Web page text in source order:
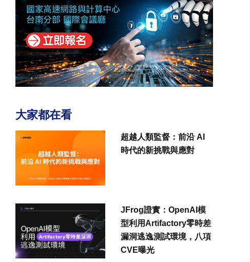
大家都在看
超越人類監督：前沿 AI
時代的新挑戰與應對
JFrog證實：OpenAI模
型利用Artifactory零時差
漏洞逃逸測試環境，八項
CVE曝光